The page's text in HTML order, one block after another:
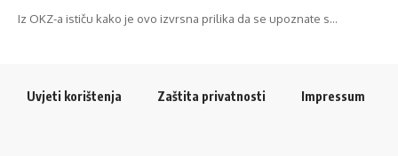
Iz OKZ-a ističu kako je ovo izvrsna prilika da se upoznate s…
Uvjeti korištenja Zaštita privatnosti Impressum